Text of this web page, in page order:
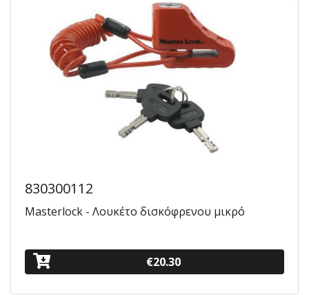
830300112
Masterlock - Λουκέτο δισκόφρενου μικρό
€20.30